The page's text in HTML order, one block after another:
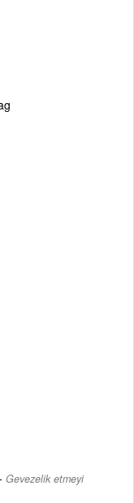
Gevezelik etmeyi